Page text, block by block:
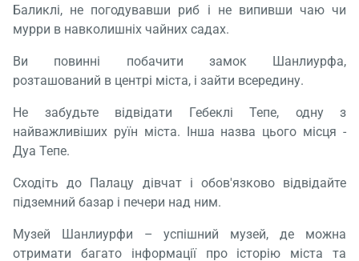
Баликлі, не погодувавши риб і не випивши чаю чи
мурри в навколишніх чайних садах.
Ви повинні побачити замок Шанлиурфа,
розташований в центрі міста, і зайти всередину.
Не забудьте відвідати Гебеклі Тепе, одну з
найважливіших руїн міста. Інша назва цього місця -
Дуа Тепе.
Сходіть до Палацу дівчат і обов'язково відвідайте
підземний базар і печери над ним.
Музей Шанлиурфи – успішний музей, де можна
отримати багато інформації про історію міста та